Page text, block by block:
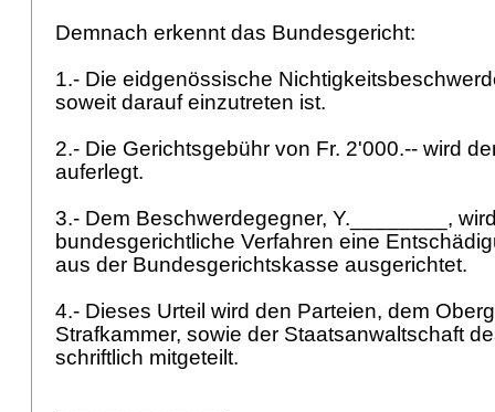
Demnach erkennt das Bundesgericht:
1.- Die eidgenössische
soweit darauf einzutreten ist.
2.- Die Gerichtsgebühr von Fr. 2'000.-- wird
auferlegt.
3.- Dem Beschwerdegegner, Y.________,
bundesgerichtliche Verfahren eine
aus der Bundesgerichtskasse ausgerichtet.
4.- Dieses Urteil wird den Parteien, dem
Strafkammer, sowie der Staatsanwaltschaft
schriftlich mitgeteilt.